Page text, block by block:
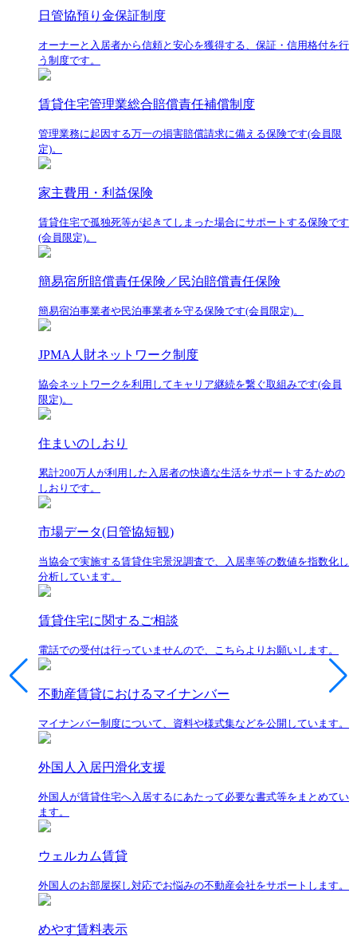
日管協預り金保証制度
オーナーと入居者から信頼と安心を獲得する、保証・信用格付を行
う制度です。
賃貸住宅管理業総合賠償責任補償制度
管理業務に起因する万一の損害賠償請求に備える保険です(会員限
定)。
家主費用・利益保険
賃貸住宅で孤独死等が起きてしまった場合にサポートする保険です
(会員限定)。
簡易宿所賠償責任保険／民泊賠償責任保険
簡易宿泊事業者や民泊事業者を守る保険です(会員限定)。
JPMA人財ネットワーク制度
協会ネットワークを利用してキャリア継続を繋ぐ取組みです(会員
限定)。
住まいのしおり
累計200万人が利用した入居者の快適な生活をサポートするための
しおりです。
市場データ(日管協短観)
当協会で実施する賃貸住宅景況調査で、入居率等の数値を指数化し
分析しています。
賃貸住宅に関するご相談
電話での受付は行っていませんので、こちらよりお願いします。
不動産賃貸におけるマイナンバー
マイナンバー制度について、資料や様式集などを公開しています。
外国人入居円滑化支援
外国人が賃貸住宅へ入居するにあたって必要な書式等をまとめてい
ます。
ウェルカム賃貸
外国人のお部屋探し対応でお悩みの不動産会社をサポートします。
めやす賃料表示